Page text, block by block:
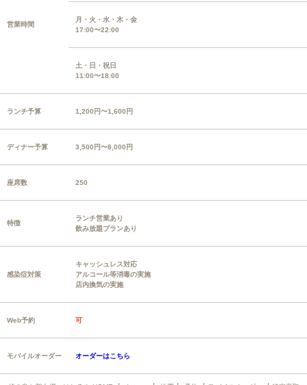
営業時間
月・火・水・木・金
17:00〜22:00
土・日・祝日
11:00〜18:00
ランチ予算 1,200円〜1,600円
ディナー予算 3,500円〜8,000円
座席数 250
特徴
ランチ営業あり
飲み放題プランあり
感染症対策
キャッシュレス対応
アルコール等消毒の実施
店内換気の実施
Web予約 可
モバイルオーダー オーダーはこちら